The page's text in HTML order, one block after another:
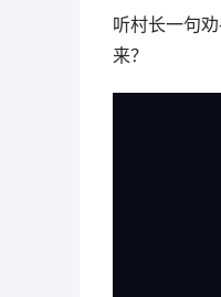
听村长一句
来？